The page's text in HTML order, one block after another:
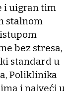
i uigran tim
stalnom
bez stresa,
standard u
Poliklinika
i najveći u